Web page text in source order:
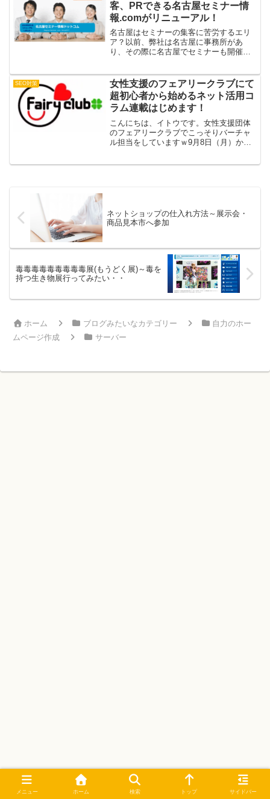
客、PRできる名古屋セミナー情
報.comがリニューアル！
名古屋はセミナーの集客に苦労するエリ
ア？以前、弊社は名古屋に事務所があ
り、その際に名古屋でセミナーも開催し
集客に苦労する地域です。セミナーを開
催されている方やセミナー講...
SEO対策
女性支援のフェアリークラブにて
超初心者から始めるネット活用コ
ラム連載はじめます！
こんにちは、イトウです。女性支援団体
のフェアリークラブでこっそりバーチャ
ル担当をしていますｗ9月8日（月）から
ネットショップの仕入れ方法～展示会・
商品見本市へ参加
毒毒毒毒毒毒毒毒毒展(もうどく展)～毒を
持つ生き物展行ってみたい・・
ホーム ブログみたいなカテゴリー
自力のホー
ムページ作成
サーバー
メニュー ホーム 検索 トップ サイドバー